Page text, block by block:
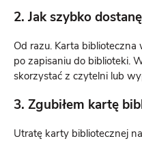
2. Jak szybko
Od razu. Karta
po zapisaniu do biblioteki.
skorzystać z czytelni lub
3. Zgubiłem kartę
Utratę karty bibliotecznej